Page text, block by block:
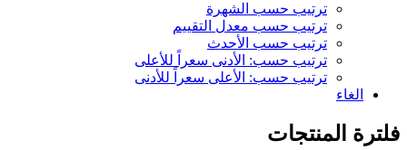
ترتيب حسب الشهرة
ترتيب حسب معدل التقييم
ترتيب حسب الأحدث
ترتيب حسب: الأدنى سعراً للأعلى
ترتيب حسب: الأعلى سعراً للأدنى
الغاء
فلترة المنتجات